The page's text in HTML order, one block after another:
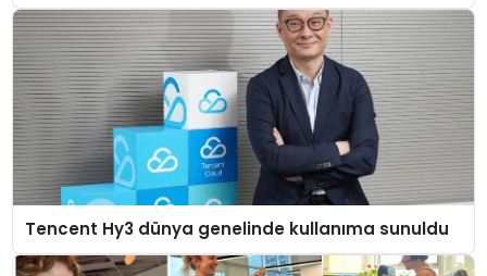
Tencent Hy3 dünya genelinde kullanıma sunuldu